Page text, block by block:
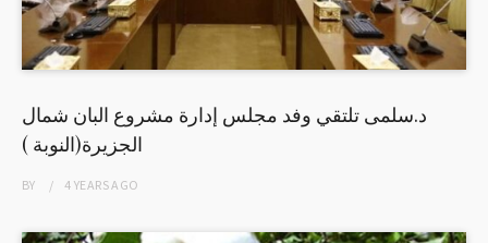
د.سلمى تلتقي وفد مجلس إدارة مشروع البان شمال
الجزيرة(النوبة )
BY 4 YEARSAGO